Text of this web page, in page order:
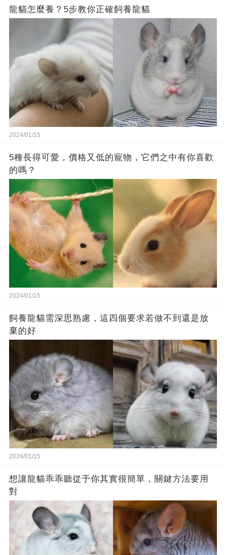
龍貓怎麼養？5步教你正確飼養龍貓
2024/01/15
5種長得可愛，價格又低的寵物，它們之中有你喜歡
的嗎？
2024/01/15
飼養龍貓需深思熟慮，這四個要求若做不到還是放
棄的好
2024/01/15
想讓龍貓乖乖聽從于你其實很簡單，關鍵方法要用
對